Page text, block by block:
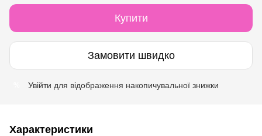
Купити
Замовити швидко
Увійти для відображення накопичувальної знижки
Характеристики